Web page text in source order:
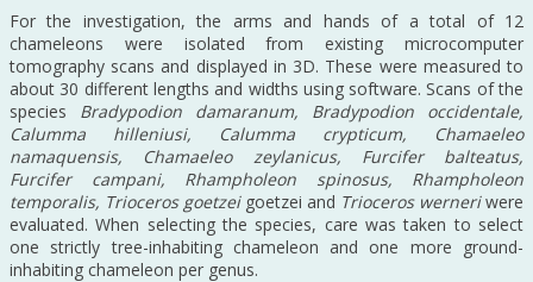
For the investigation, the arms and hands of a total of 12
chameleons were isolated from existing microcomputer
tomography scans and displayed in 3D. These were measured to
about 30 different lengths and widths using software. Scans of the
species Bradypodion damaranum, Bradypodion occidentale,
Calumma hilleniusi, Calumma crypticum, Chamaeleo
namaquensis, Chamaeleo zeylanicus, Furcifer balteatus,
Furcifer campani, Rhampholeon spinosus, Rhampholeon
temporalis, Trioceros goetzeigoetzei and Trioceros werneriwere
evaluated. When selecting the species, care was taken to select
one strictly tree-inhabiting chameleon and one more ground-
inhabiting chameleon per genus.